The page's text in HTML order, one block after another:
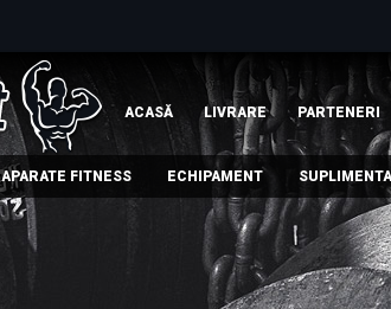
ACASĂ LIVRARE PARTENERI
APARATE FITNESS ECHIPAMENT